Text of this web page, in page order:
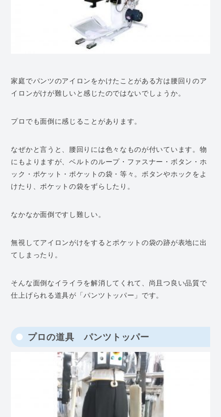
家庭でパンツのアイロンをかけたことがある方は腰回りのア
イロンがけが難しいと感じたのではないでしょうか。
プロでも面倒に感じることがあります。
なぜかと言うと、腰回りには色々なものが付いています。物
にもよりますが、ベルトのループ・ファスナー・ボタン・ホ
ック・ポケット・ポケットの袋・等々。ボタンやホックをよ
けたり、ポケットの袋をずらしたり。
なかなか面倒ですし難しい。
無視してアイロンがけをするとポケットの袋の跡が表地に出
てしまったり。
そんな面倒なイライラを解消してくれて、尚且つ良い品質で
仕上げられる道具が「パンツトッパー」です。
プロの道具 パンツトッパー